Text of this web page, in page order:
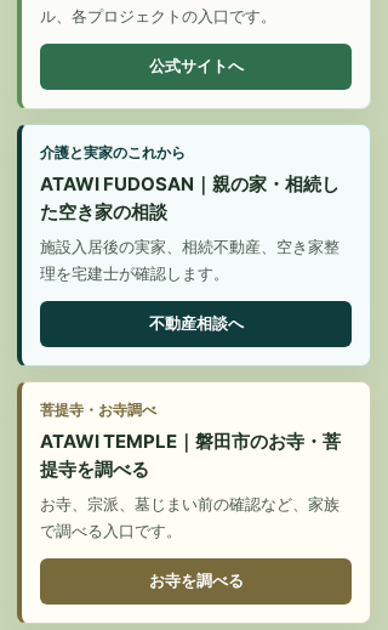
ル、各プロジェクトの入口です。
公式サイトへ
介護と実家のこれから
ATAWI FUDOSAN｜親の家・相続し
た空き家の相談
施設入居後の実家、相続不動産、空き家整
理を宅建士が確認します。
不動産相談へ
菩提寺・お寺調べ
ATAWI TEMPLE｜磐田市のお寺・菩
提寺を調べる
お寺、宗派、墓じまい前の確認など、家族
で調べる入口です。
お寺を調べる